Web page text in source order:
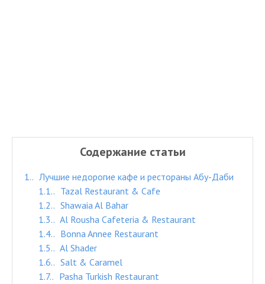
Содержание статьи
1.
Лучшие недорогие кафе и рестораны Абу-Даби
1.1.
Tazal Restaurant & Cafe
1.2.
Shawaia Al Bahar
1.3.
Al Rousha Cafeteria & Restaurant
1.4.
Bonna Annee Restaurant
1.5.
Al Shader
1.6.
Salt & Caramel
1.7.
Pasha Turkish Restaurant